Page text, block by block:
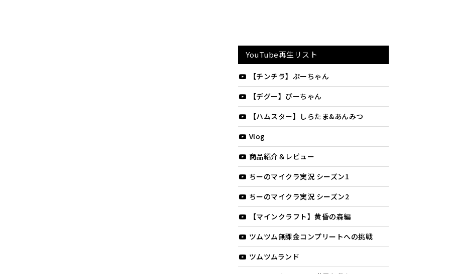
YouTube再生リスト
【チンチラ】ぷーちゃん
【デグー】ぴーちゃん
【ハムスター】しらたま&あんみつ
Vlog
商品紹介＆レビュー
ちーのマイクラ実況 シーズン1
ちーのマイクラ実況 シーズン2
【マインクラフト】黄昏の森編
ツムツム無課金コンプリートへの挑戦
ツムツムランド